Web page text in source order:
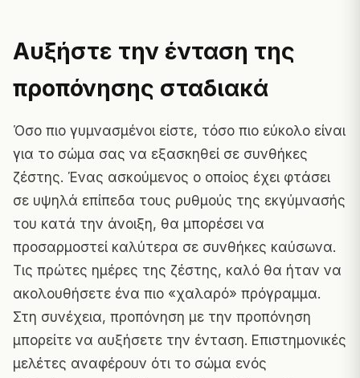
Αυξήστε την ένταση της
προπόνησης σταδιακά
Όσο πιο γυμνασμένοι είστε, τόσο πιο εύκολο είναι
για το σώμα σας να εξασκηθεί σε συνθήκες
ζέστης. Ένας ασκούμενος ο οποίος έχει φτάσει
σε υψηλά επίπεδα τους ρυθμούς της εκγύμνασής
του κατά την άνοιξη, θα μπορέσει να
προσαρμοστεί καλύτερα σε συνθήκες καύσωνα.
Τις πρώτες ημέρες της ζέστης, καλό θα ήταν να
ακολουθήσετε ένα πιο «χαλαρό» πρόγραμμα.
Στη συνέχεια, προπόνηση με την προπόνηση
μπορείτε να αυξήσετε την ένταση. Επιστημονικές
μελέτες αναφέρουν ότι το σώμα ενός